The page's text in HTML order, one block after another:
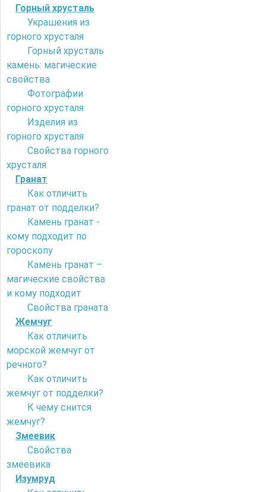
Горный хрусталь
Украшения из
горного хрусталя
Горный хрусталь
камень: магические
свойства
Фотографии
горного хрусталя
Изделия из
горного хрусталя
Свойства горного
хрусталя
Гранат
Как отличить
гранат от подделки?
Камень гранат -
кому подходит по
гороскопу
Камень гранат –
магические свойства
и кому подходит
Свойства граната
Жемчуг
Как отличить
морской жемчуг от
речного?
Как отличить
жемчуг от подделки?
К чему снится
жемчуг?
Змеевик
Свойства
змеевика
Изумруд